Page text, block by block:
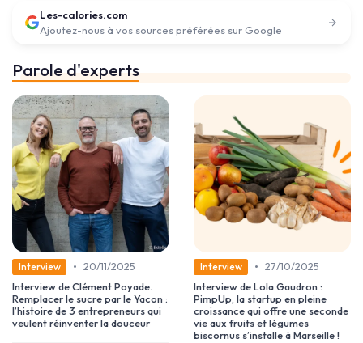
Les-calories.com
Ajoutez-nous à vos sources préférées sur Google
Parole d'experts
Interview • 20/11/2025
Interview de Clément Poyade.
Remplacer le sucre par le Yacon :
l’histoire de 3 entrepreneurs qui
veulent réinventer la douceur
Interview • 27/10/2025
Interview de Lola Gaudron :
PimpUp, la startup en pleine
croissance qui offre une seconde
vie aux fruits et légumes
biscornus s’installe à Marseille !